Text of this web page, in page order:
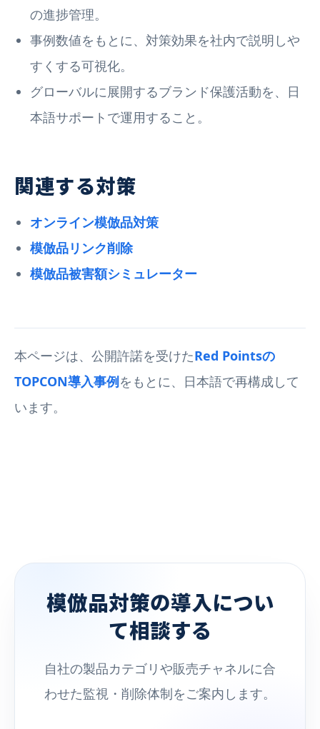
の進捗管理。
事例数値をもとに、対策効果を社内で説明しや
すくする可視化。
グローバルに展開するブランド保護活動を、日
本語サポートで運用すること。
関連する対策
オンライン模倣品対策
模倣品リンク削除
模倣品被害額シミュレーター
本ページは、公開許諾を受けたRed Pointsの
TOPCON導入事例をもとに、日本語で再構成して
います。
模倣品対策の導入につい
て相談する
自社の製品カテゴリや販売チャネルに合
わせた監視・削除体制をご案内します。